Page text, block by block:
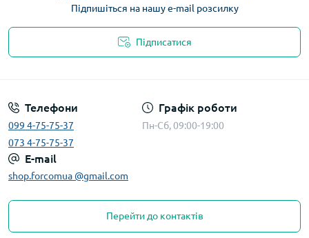
Підпишіться на нашу e-mail розсилку
Підписатися
Телефони
099 4-75-75-37
073 4-75-75-37
Графік роботи
Пн-Сб, 09:00-19:00
E-mail
shop.forcomua @gmail.com
Перейти до контактів